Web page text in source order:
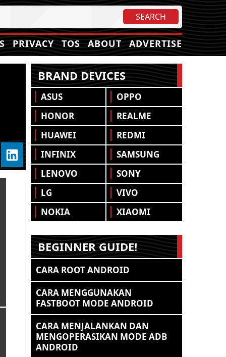
PRIVACY TOS ABOUT ADVERTISE
BRAND DEVICES
ASUS
HONOR
HUAWEI
INFINIX
LENOVO
LG
NOKIA
OPPO
REALME
REDMI
SAMSUNG
SONY
VIVO
XIAOMI
BEGINNER GUIDE!
CARA ROOT ANDROID
CARA MENGGUNAKAN
FASTBOOT MODE ANDROID
CARA MENJALANKAN DAN
MENGOPERASIKAN MODE ADB
ANDROID